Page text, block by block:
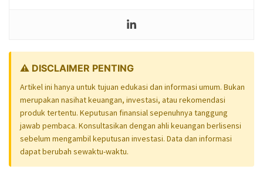
⚠️ DISCLAIMER PENTING
Artikel ini hanya untuk tujuan edukasi dan informasi umum. Bukan
merupakan nasihat keuangan, investasi, atau rekomendasi
produk tertentu. Keputusan finansial sepenuhnya tanggung
jawab pembaca. Konsultasikan dengan ahli keuangan berlisensi
sebelum mengambil keputusan investasi. Data dan informasi
dapat berubah sewaktu-waktu.